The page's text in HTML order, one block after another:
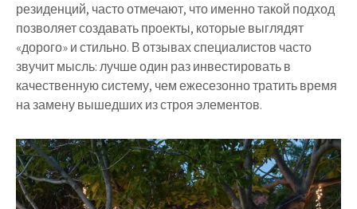
резиденций, часто отмечают, что именно такой подход
позволяет создавать проекты, которые выглядят
«дорого» и стильно. В отзывах специалистов часто
звучит мысль: лучше один раз инвестировать в
качественную систему, чем ежесезонно тратить время
на замену вышедших из строя элементов.